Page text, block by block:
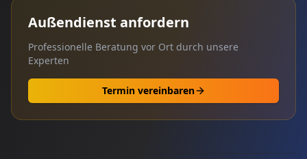
Außendienst anfordern
Professionelle Beratung vor Ort durch unsere
Experten
Termin vereinbaren